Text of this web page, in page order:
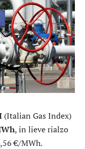
(Italian Gas Index)
, in lieve rialzo
€/MWh.